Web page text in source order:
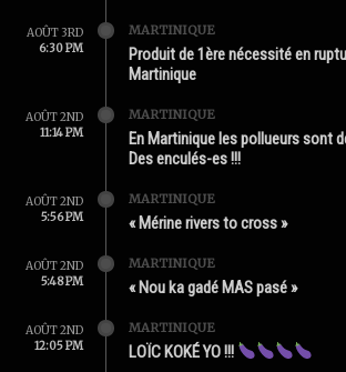
AOÛT 3RD
6:30 PM
MARTINIQUE
Produit de 1ère nécessité en
Martinique
AOÛT 2ND
11:14 PM
MARTINIQUE
En Martinique les pollueurs sont
Des enculés-es !!!
AOÛT 2ND
5:56 PM
MARTINIQUE
« Mérine rivers to cross »
AOÛT 2ND
5:48 PM
MARTINIQUE
« Nou ka gadé MAS pasé »
AOÛT 2ND
12:05 PM
MARTINIQUE
LOÏC KOKÉ YO !!!